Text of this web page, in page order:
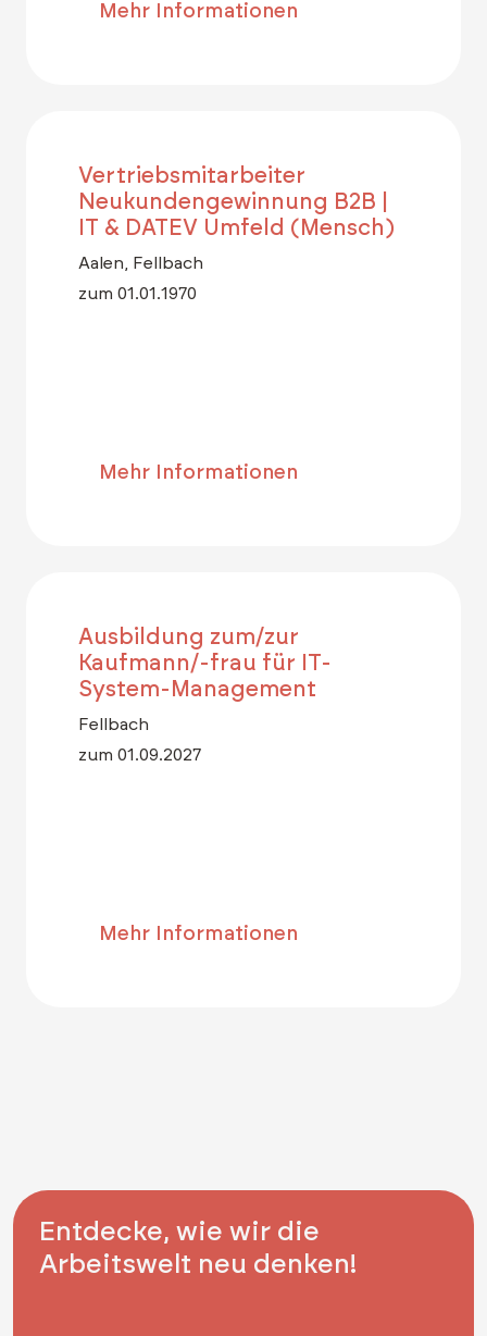
Mehr Informationen
Vertriebsmitarbeiter
Neukundengewinnung B2B |
IT & DATEV Umfeld (Mensch)
Aalen, Fellbach
zum 01.01.1970
Mehr Informationen
Ausbildung zum/zur
Kaufmann/-frau für IT-
System-Management
Fellbach
zum 01.09.2027
Mehr Informationen
Entdecke, wie wir die
Arbeitswelt neu denken!